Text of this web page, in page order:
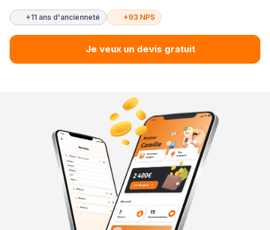
+11 ans d'ancienneté +93 NPS
Je veux un devis gratuit